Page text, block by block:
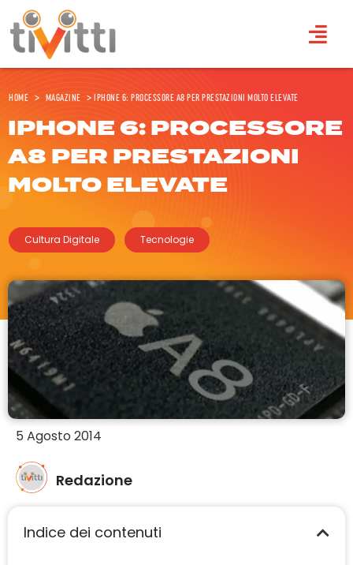
Home > Magazine >iPhone 6: processore A8 per prestazioni molto elevate
IPHONE 6: PROCESSORE
A8 PER PRESTAZIONI
MOLTO ELEVATE
Cultura Digitale Tecnologie
Redazione
5 Agosto 2014
Indice dei contenuti